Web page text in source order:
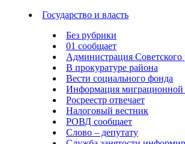
Государство и власть
Без рубрики
01 сообщает
Администрация Советского
В прокуратуре района
Вести социального фонда
Информация
Росреестр отвечает
Налоговый вестник
РОВД сообщает
Слово – депутату